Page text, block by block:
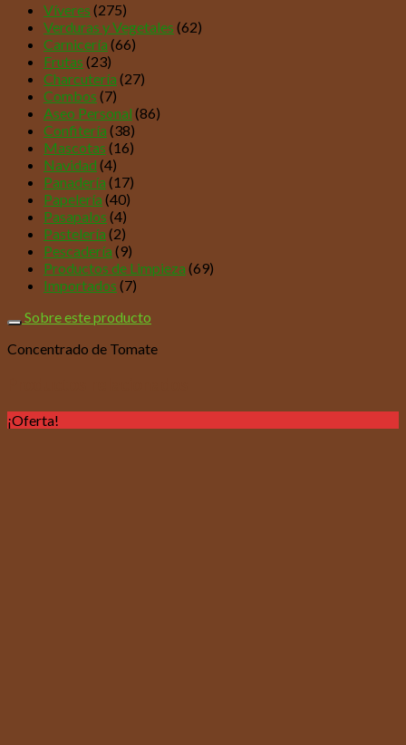
Víveres (275)
Verduras y Vegetales (62)
Carnicería (66)
Frutas (23)
Charcutería (27)
Combos (7)
Aseo Personal (86)
Confitería (38)
Mascotas (16)
Navidad (4)
Panadería (17)
Papelería (40)
Pasapalos (4)
Pastelería (2)
Pescadería (9)
Productos de Limpieza (69)
Importados (7)
Sobre este producto
Concentrado de Tomate
¡Oferta!